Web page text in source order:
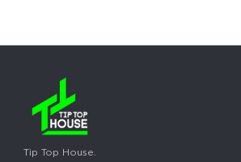
Tip Top House.